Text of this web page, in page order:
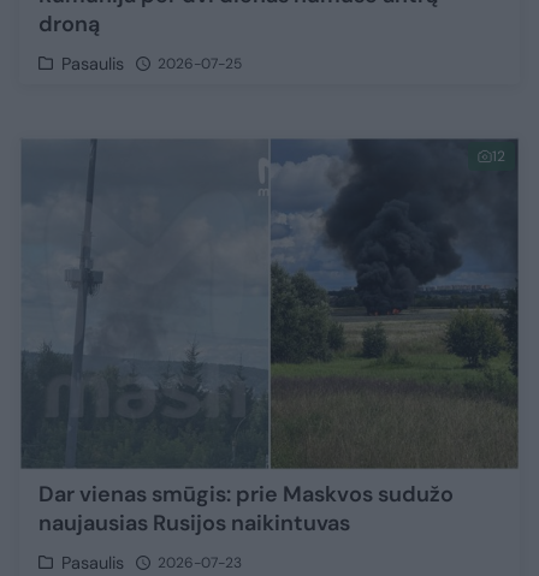
droną
Pasaulis 2026-07-25
12
Dar vienas smūgis: prie Maskvos sudužo
naujausias Rusijos naikintuvas
Pasaulis 2026-07-23